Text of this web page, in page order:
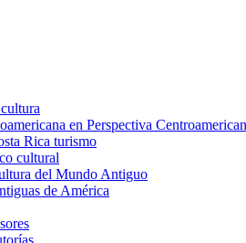
en Perspectiva
Rica turismo
cultural
del Mundo Antiguo
de América